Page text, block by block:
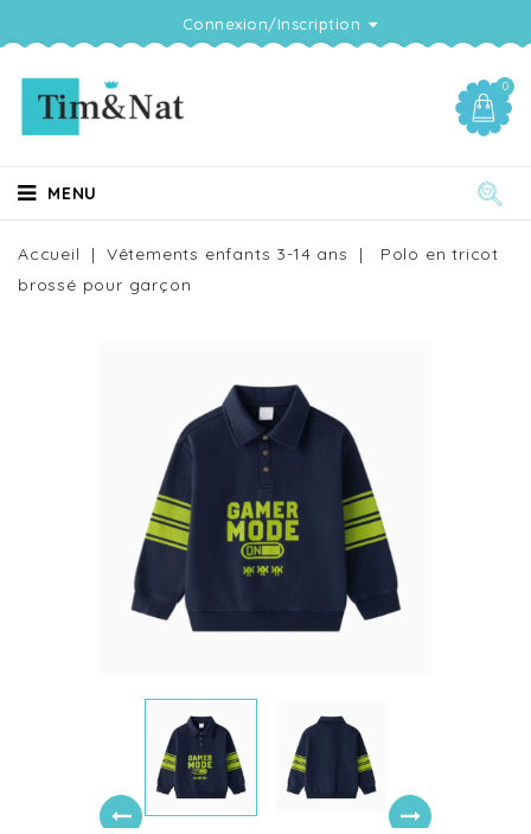
Connexion/Inscription
0
MENU
Accueil Vêtements enfants 3-14 ans
Polo en tricot
brossé pour garçon